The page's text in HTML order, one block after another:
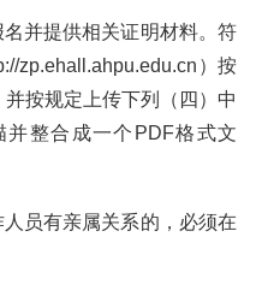
并提供相关证明材料。符
zp.ehall.ahpu.edu.cn）按
按规定上传下列（四）中
整合成一个PDF格式文
员有亲属关系的，必须在